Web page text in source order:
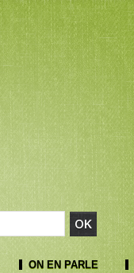
ON EN PARLE